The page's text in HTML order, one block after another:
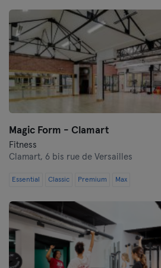
Magic Form - Clamart
Fitness
Clamart, 6 bis rue de Versailles
Essential Classic Premium Max